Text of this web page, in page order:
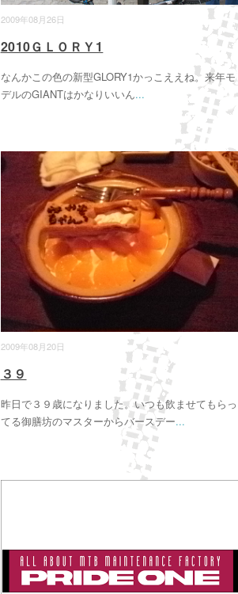
2009年08月26日
2010ＧＬＯＲＹ1
なんかこの色の新型GLORY1かっこええね。来年モ
デルのGIANTはかなりいいん...
2009年08月20日
３９
昨日で３９歳になりました。いつも飲ませてもらっ
てる御膳坊のマスターからバースデー...